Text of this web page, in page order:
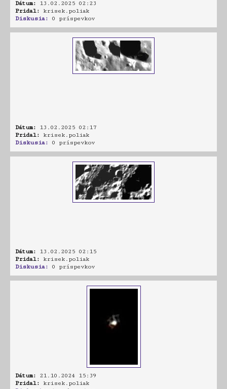
Dátum: 13.02.2025 02:23
Pridal: krisek.poliak
Diskusia: 0 príspevkov
Dátum: 13.02.2025 02:17
Pridal: krisek.poliak
Diskusia: 0 príspevkov
Dátum: 13.02.2025 02:15
Pridal: krisek.poliak
Diskusia: 0 príspevkov
Dátum: 21.10.2024 15:39
Pridal: krisek.poliak